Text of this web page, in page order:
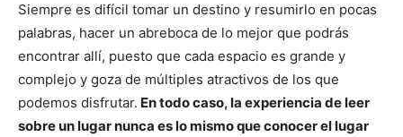
Siempre es difícil tomar un destino y resumirlo en pocas
palabras, hacer un abreboca de lo mejor que podrás
encontrar allí, puesto que cada espacio es grande y
complejo y goza de múltiples atractivos de los que
podemos disfrutar. En todo caso, la experiencia de leer
sobre un lugar nunca es lo mismo que conocer el lugar